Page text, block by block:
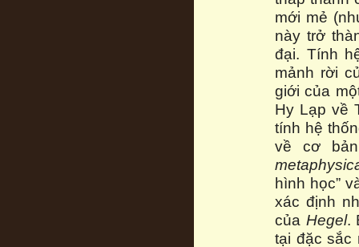
mới mẻ
này trở
đại. Tính
mảnh rời
giới của
Hy Lạp về
tính hệ
về cơ
hình học”
xác định
của Hegel.
tại đặc sắc